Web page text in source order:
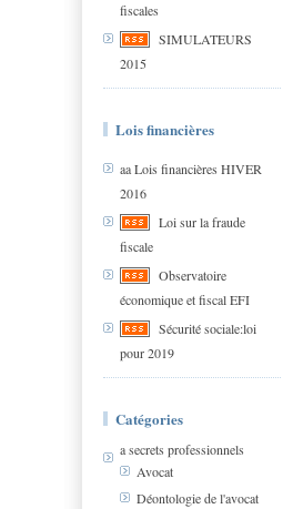
fiscales
SIMULATEURS
2015
Lois financières
aa Lois financières HIVER
2016
Loi sur la fraude
fiscale
Observatoire
économique et fiscal EFI
Sécurité sociale:loi
pour 2019
Catégories
a secrets professionnels
Avocat
Déontologie de l'avocat